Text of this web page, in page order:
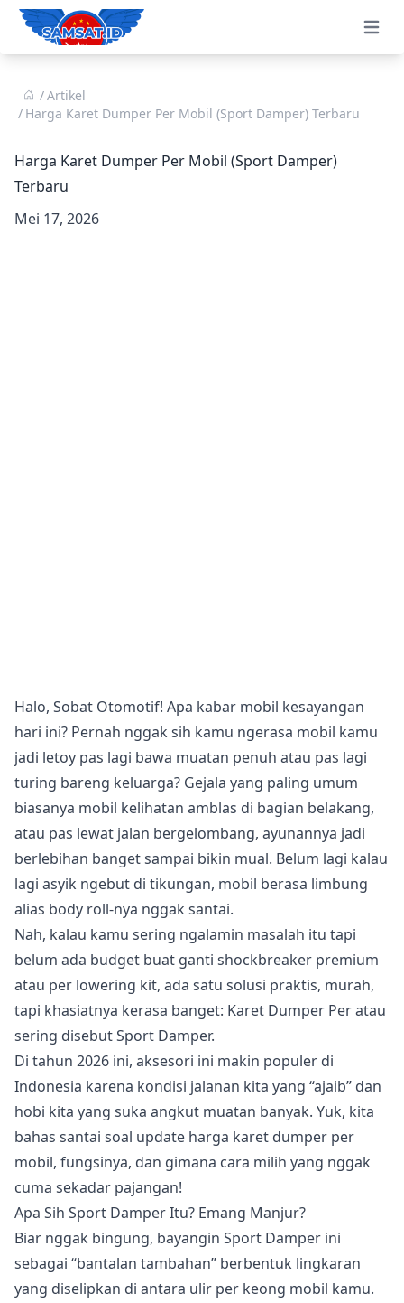
Open
Artikel
Harga Karet Dumper Per Mobil (Sport Damper) Terbaru
Harga Karet Dumper Per Mobil (Sport Damper)
Terbaru
Mei 17, 2026
Halo, Sobat Otomotif! Apa kabar mobil kesayangan
hari ini? Pernah nggak sih kamu ngerasa mobil kamu
jadi letoy pas lagi bawa muatan penuh atau pas lagi
turing bareng keluarga? Gejala yang paling umum
biasanya mobil kelihatan amblas di bagian belakang,
atau pas lewat jalan bergelombang, ayunannya jadi
berlebihan banget sampai bikin mual. Belum lagi kalau
lagi asyik ngebut di tikungan, mobil berasa limbung
alias body roll-nya nggak santai.
Nah, kalau kamu sering ngalamin masalah itu tapi
belum ada budget buat ganti shockbreaker premium
atau per lowering kit, ada satu solusi praktis, murah,
tapi khasiatnya kerasa banget: Karet Dumper Per atau
sering disebut Sport Damper.
Di tahun 2026 ini, aksesori ini makin populer di
Indonesia karena kondisi jalanan kita yang “ajaib” dan
hobi kita yang suka angkut muatan banyak. Yuk, kita
bahas santai soal update harga karet dumper per
mobil, fungsinya, dan gimana cara milih yang nggak
cuma sekadar pajangan!
Apa Sih Sport Damper Itu? Emang Manjur?
Biar nggak bingung, bayangin Sport Damper ini
sebagai “bantalan tambahan” berbentuk lingkaran
yang diselipkan di antara ulir per keong mobil kamu.